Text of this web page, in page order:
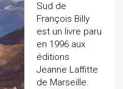
Sud de
François Billy
est un livre paru
en 1996 aux
éditions
Jeanne Laffitte
de Marseille.